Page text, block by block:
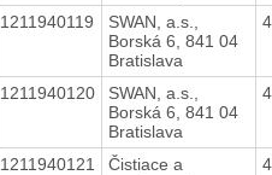
1211940119
SWAN, a.s.,
Borská 6, 841 04
Bratislava
1211940120
SWAN, a.s.,
Borská 6, 841 04
Bratislava
1211940121
Čistiace a